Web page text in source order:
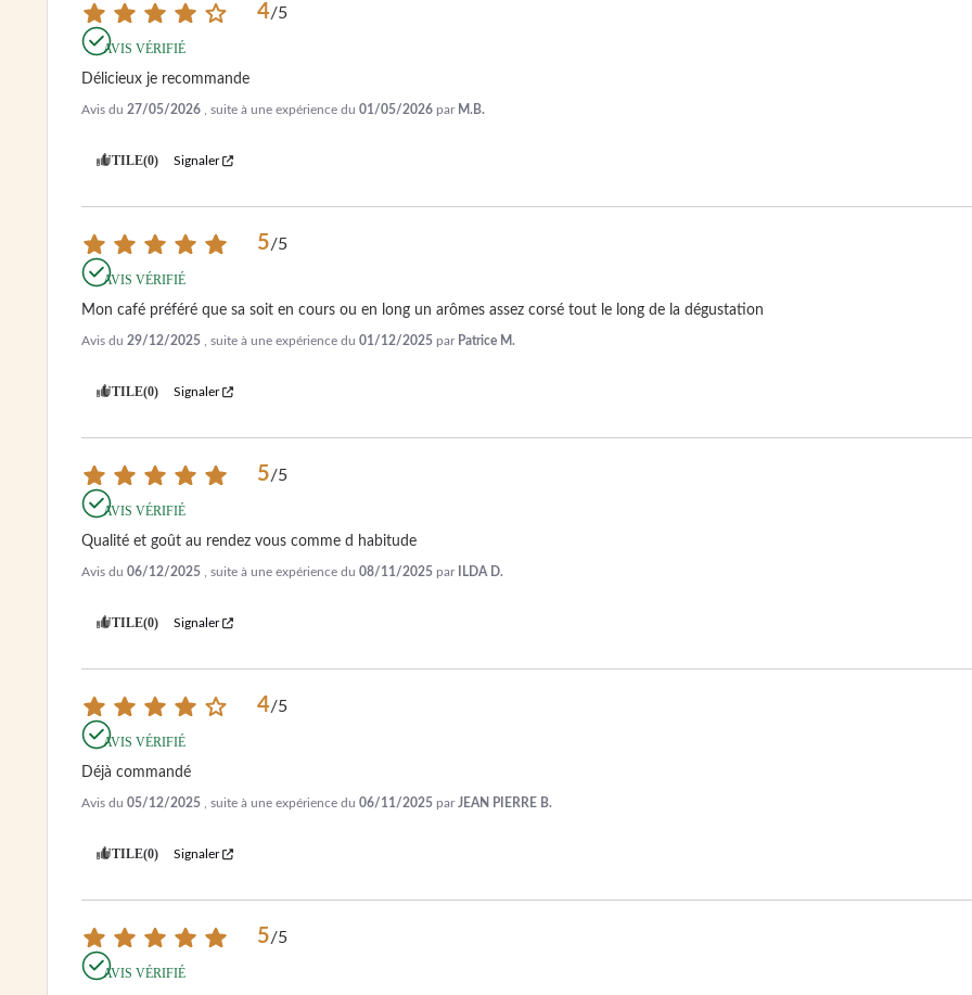
4/5
AVIS VÉRIFIÉ
Délicieux je recommande
Avis du 27/05/2026 , suite à une expérience du 01/05/2026 par M.B.
UTILE(0) Signaler
5/5
AVIS VÉRIFIÉ
Mon café préféré que sa soit en cours ou en long un arômes assez corsé tout le long de la dégustation
Avis du 29/12/2025 , suite à une expérience du 01/12/2025 par Patrice M.
UTILE(0) Signaler
5/5
AVIS VÉRIFIÉ
Qualité et goût au rendez vous comme d habitude
Avis du 06/12/2025 , suite à une expérience du 08/11/2025 par ILDA D.
UTILE(0) Signaler
4/5
AVIS VÉRIFIÉ
Déjà commandé
Avis du 05/12/2025 , suite à une expérience du 06/11/2025 parJEAN PIERRE B.
UTILE(0) Signaler
5/5
AVIS VÉRIFIÉ